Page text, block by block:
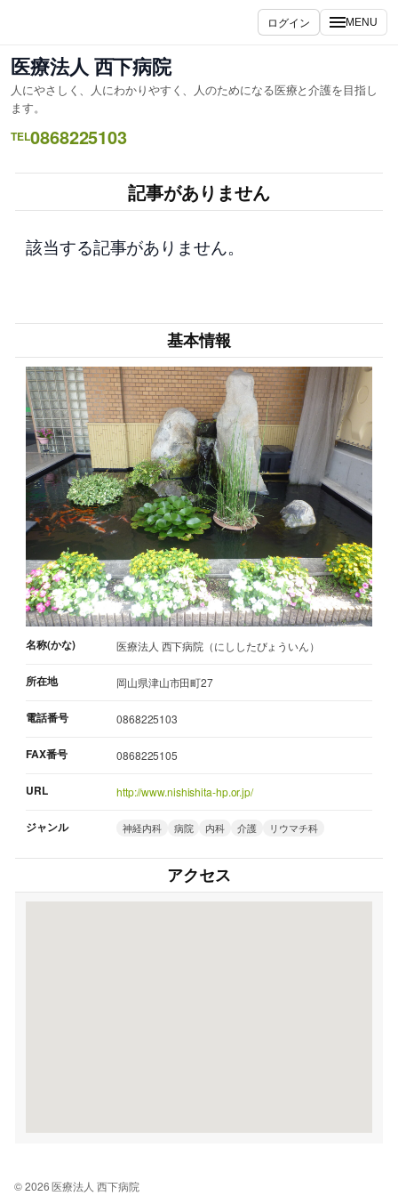
を
ス
キ
ッ
プ
ログイン MENU
医療法人 西下病院
人にやさしく、人にわかりやすく、人のためになる医療と介護を目指し
ます。
TEL0868225103
記事がありません
該当する記事がありません。
基本情報
名称(かな) 医療法人 西下病院（にししたびょういん）
所在地 岡山県津山市田町27
電話番号 0868225103
FAX番号 0868225105
URL http://www.nishishita-hp.or.jp/
ジャンル 神経内科 病院 内科 介護 リウマチ科
アクセス
© 2026 医療法人 西下病院